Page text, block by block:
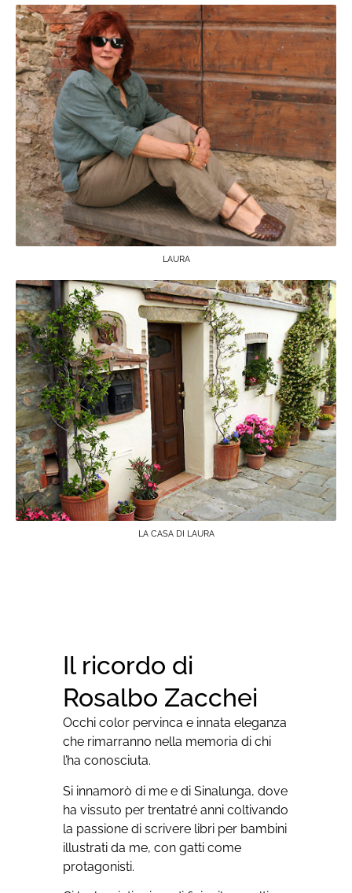
LAURA
LA CASA DI LAURA
Il ricordo di
Rosalbo Zacchei
Occhi color pervinca e innata eleganza
che rimarranno nella memoria di chi
l’ha conosciuta.
Si innamorò di me e di Sinalunga, dove
ha vissuto per trentatré anni coltivando
la passione di scrivere libri per bambini
illustrati da me, con gatti come
protagonisti.